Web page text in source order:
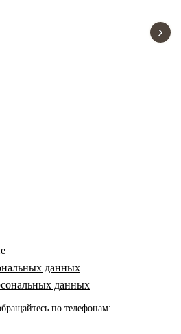
›
данных
данных
по телефонам: